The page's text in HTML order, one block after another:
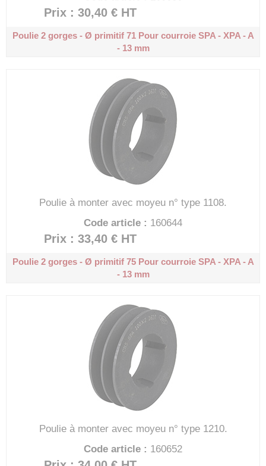
Prix : 30,40 € HT
Poulie 2 gorges - Ø primitif 71Pour courroie SPA - XPA - A
- 13 mm
Poulie à monter avec moyeu n° type 1108.
Code article : 160644
Prix : 33,40 € HT
Poulie 2 gorges - Ø primitif 75Pour courroie SPA - XPA - A
- 13 mm
Poulie à monter avec moyeu n° type 1210.
Code article : 160652